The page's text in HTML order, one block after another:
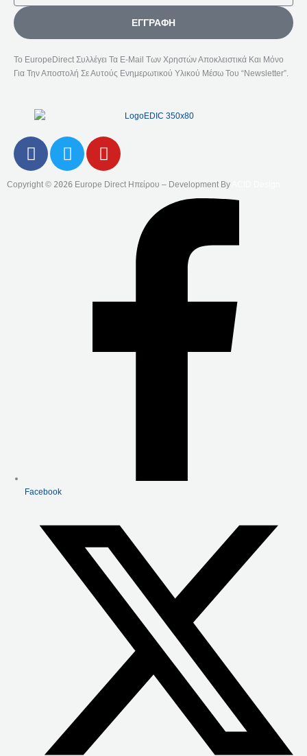
ΕΓΓΡΑΦΉ
Το EuropeDirect Συλλέγει Τα E-Mail Των Χρηστών Αποκλειστικά Και Μόνο
Για Την Αποστολή Σε Αυτούς Ενημερωτικού Υλικού Μέσω Του “Newsletter”.
F
A
C
T
W
I
Y
O
U
Copyright © 2026 Europe Direct Ηπείρου – Development By
Facebook